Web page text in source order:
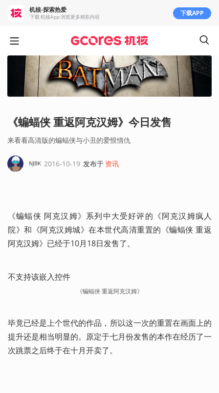
《蝙蝠侠 重返阿克汉姆》今日发售
来看看高清版的蝙蝠侠与小丑的爱恨情仇
NJBK 2016-10-19 发布于 资讯
《蝙蝠侠 阿克汉姆》系列中大受好评的《阿克汉姆疯人
院》和《阿克汉姆城》在本世代高清重置的《蝙蝠侠 重返
阿克汉姆》已经于10月18日发售了。
不支持该嵌入控件
《蝙蝠侠 重返阿克汉姆》
毕竟已经是上个世代的作品，所以这一次的重置在画面上的
提升还是相当明显的。原定于七月份发售的本作在经历了一
次跳票之后终于在十月开卖了。
机核-探索热爱
下载 机核App 浏览更多精彩内容 下载APP